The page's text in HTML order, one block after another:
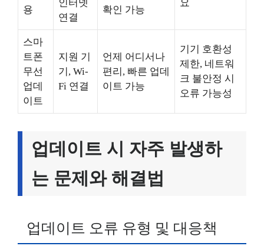
용
인터넷
연결
확인 가능
요
스마
트폰
무선
업데
이트
지원 기
기, Wi-
Fi 연결
언제 어디서나
편리, 빠른 업데
이트 가능
기기 호환성
제한, 네트워
크 불안정 시
오류 가능성
업데이트 시 자주 발생하
는 문제와 해결법
업데이트 오류 유형 및 대응책